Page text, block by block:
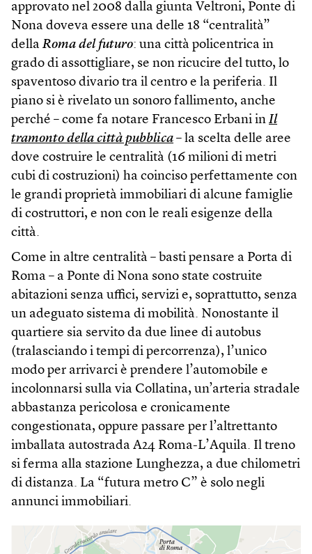
approvato nel 2008 dalla giunta Veltroni, Ponte di
Nona doveva essere una delle 18 “centralità”
della Roma del futuro: una città policentrica in
grado di assottigliare, se non ricucire del tutto, lo
spaventoso divario tra il centro e la periferia. Il
piano si è rivelato un sonoro fallimento, anche
perché – come fa notare Francesco Erbani in Il
tramonto della città pubblica – la scelta delle aree
dove costruire le centralità (16 milioni di metri
cubi di costruzioni) ha coinciso perfettamente con
le grandi proprietà immobiliari di alcune famiglie
di costruttori, e non con le reali esigenze della
città.
Come in altre centralità – basti pensare a Porta di
Roma – a Ponte di Nona sono state costruite
abitazioni senza uffici, servizi e, soprattutto, senza
un adeguato sistema di mobilità. Nonostante il
quartiere sia servito da due linee di autobus
(tralasciando i tempi di percorrenza), l’unico
modo per arrivarci è prendere l’automobile e
incolonnarsi sulla via Collatina, un’arteria stradale
abbastanza pericolosa e cronicamente
congestionata, oppure passare per l’altrettanto
imballata autostrada A24 Roma-L’Aquila. Il treno
si ferma alla stazione Lunghezza, a due chilometri
di distanza. La “futura metro C” è solo negli
annunci immobiliari.